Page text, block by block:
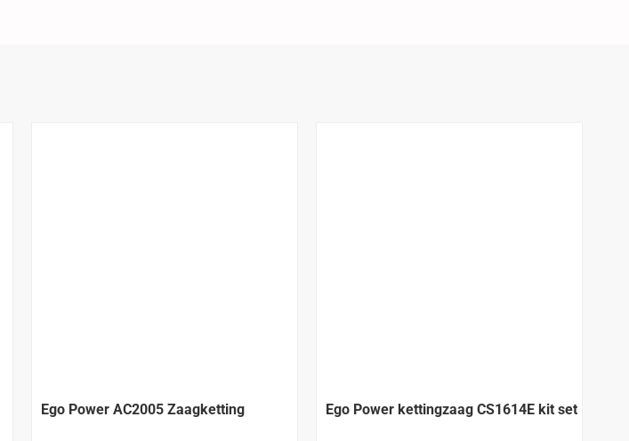
Ego Power AC2005 Zaagketting Ego Power kettingzaag CS1614E kit set